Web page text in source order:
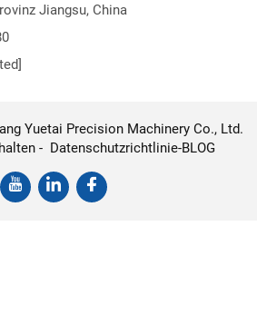
Jiangsu, China
Yuetai Precision Machinery Co., Ltd.
- Datenschutzrichtlinie-BLOG